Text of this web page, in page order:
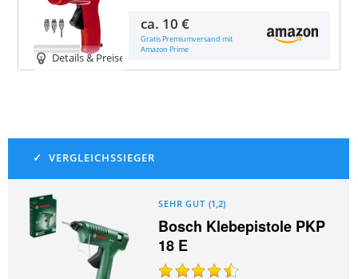
Details & Preise
ca. 10 €
Gratis Premiumversand mit
Amazon Prime
SEHR GUT (1,2)
Bosch Klebepistole PKP
18 E